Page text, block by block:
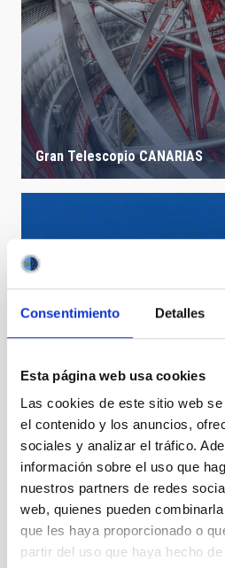
Consentimiento Detalles
Esta página web usa cookies
Las cookies de este sitio web
el contenido y los anuncios,
sociales y analizar el tráfico.
información sobre el uso que
nuestros partners de redes
web, quienes pueden
que les haya proporcionado o
partir del uso que haya hecho
Gran Telescopio CANARIAS